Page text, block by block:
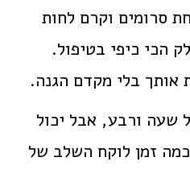
סרומים וקרם לחות
הכי כיפי בטיפול.
אותך בלי מקדם הגנה.
שעה ורבע, אבל יכול
זמן לוקח השלב של